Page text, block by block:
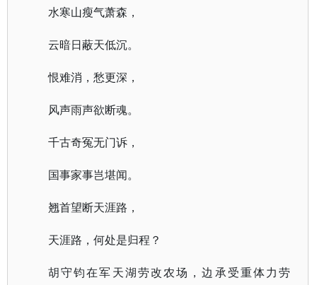
水寒山瘦气萧森，
云暗日蔽天低沉。
恨难消，愁更深，
风声雨声欲断魂。
千古奇冤无门诉，
国事家事岂堪闻。
翘首望断天涯路，
天涯路，何处是归程？
胡守钧在军天湖劳改农场，边承受重体力劳